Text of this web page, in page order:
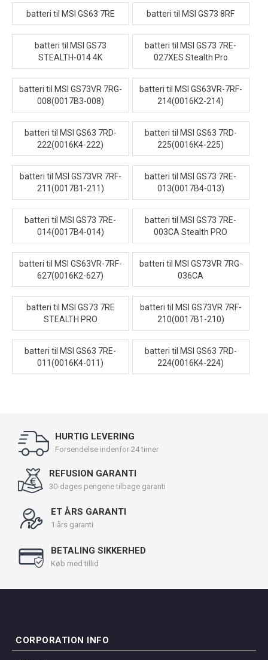
batteri til MSI GS63 7RE batteri til MSI GS73 8RF
batteri til MSI GS73
STEALTH-014 4K
batteri til MSI GS73 7RE-
027XES Stealth Pro
batteri til MSI GS73VR 7RG-
008(0017B3-008)
batteri til MSI GS63VR-7RF-
214(0016K2-214)
batteri til MSI GS63 7RD-
222(0016K4-222)
batteri til MSI GS63 7RD-
225(0016K4-225)
batteri til MSI GS73VR 7RF-
211(0017B1-211)
batteri til MSI GS73 7RE-
013(0017B4-013)
batteri til MSI GS73 7RE-
014(0017B4-014)
batteri til MSI GS73 7RE-
003CA Stealth PRO
batteri til MSI GS63VR-7RF-
627(0016K2-627)
batteri til MSI GS73VR 7RG-
036CA
batteri til MSI GS73 7RE
STEALTH PRO
batteri til MSI GS73VR 7RF-
210(0017B1-210)
batteri til MSI GS63 7RE-
011(0016K4-011)
batteri til MSI GS63 7RD-
224(0016K4-224)
HURTIG LEVERING
Forsendelse indenfor 24 timer
REFUSION GARANTI
30-dages pengene tilbage garanti
ET ÅRS GARANTI
1 års garanti
BETALING SIKKERHED
Køb med tillid
CORPORATION INFO